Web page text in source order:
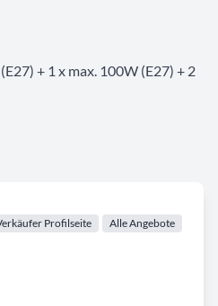
Profilseite Alle Angebote
+ 1 x max. 100W (E27) + 2